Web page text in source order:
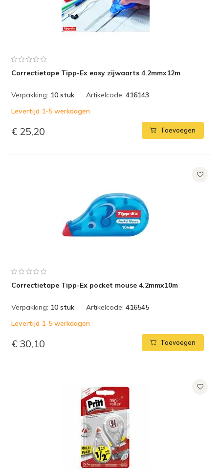
Correctietape Tipp-Ex easy zijwaarts 4.2mmx12m
Verpakking: 10 stuk Artikelcode: 416143
Levertijd 1-5 werkdagen
€ 25,20 Toevoegen
Correctietape Tipp-Ex pocket mouse 4.2mmx10m
Verpakking: 10 stuk Artikelcode: 416545
Levertijd 1-5 werkdagen
€ 30,10 Toevoegen